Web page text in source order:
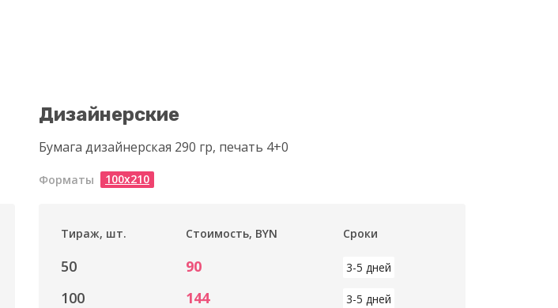
Дизайнерские
Бумага дизайнерская 290 гр, печать 4+0
Форматы 100х210
Тираж, шт. Стоимость, BYN Сроки
50 90 3-5 дней
100 144 3-5 дней